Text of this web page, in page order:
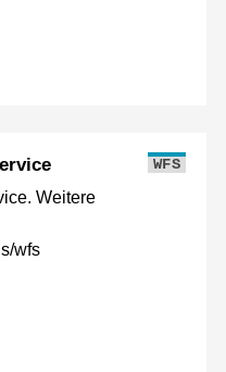
WFS
Weitere
wfs